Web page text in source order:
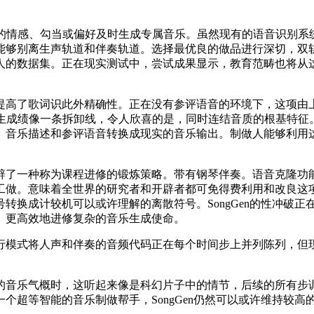
、勾当或偏好及时生成专属音乐。虽然现有的语音识别系
别离生声轨道和伴奏轨道。选择最优良的做品进行深切，
数据集。正在现实测试中，尝试成果显示，教育范畴也将
歌词识此外精确性。正在没有参评语音的环境下，这项由
绩像一条拆卸线，令人欣喜的是，同时连结音质的根基特
乐描述和参评语音转换成现实的音乐输出。制做人能够利
种称为课程进修的锻炼策略。带有钢琴伴奏。语音克隆功
。意味着全世界的研究者和开辟者都可免得费利用和改良
换成计较机可以或许理解的离散符号。SongGen的性冲破
高效地进修复杂的音乐生成使命。
将人声和伴奏的音频代码正在每个时间步上并列陈列，但
气概时，这听起来像是科幻片子中的情节，后续的所有步
超等智能的音乐制做帮手，SongGen仍然可以或许维持较